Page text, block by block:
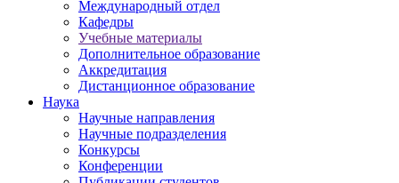
Международный отдел
Кафедры
Учебные материалы
Дополнительное образование
Аккредитация
Дистанционное образование
Наука
Научные направления
Научные подразделения
Конкурсы
Конференции